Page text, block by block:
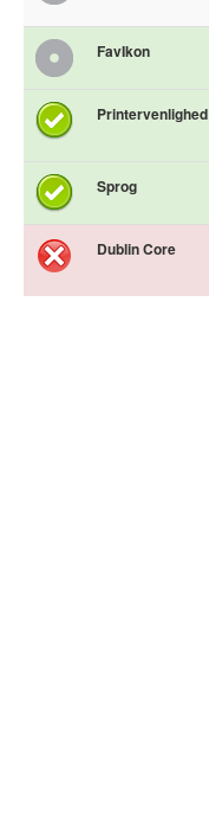
FavIkon
Printervenlighed
Sprog
Dublin Core